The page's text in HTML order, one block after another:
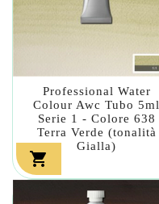
Professional Water
Colour Awc Tubo 5ml
Serie 1 - Colore 638
Terra Verde (tonalità
Gialla)
